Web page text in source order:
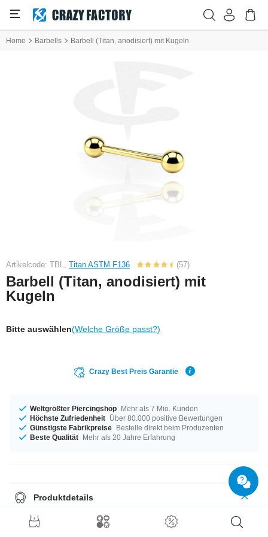
Home Barbells Barbell (Titan, anodisiert) mit Kugeln
Artikelcode: TBL, Titan ASTM F136 (57)
Barbell (Titan, anodisiert) mit
Kugeln
Bitte auswählen(Welche Größe passt?)
Crazy Best Preis Garantie
Weltgrößter Piercingshop Mehr als 7 Mio. Kunden
Höchste Zufriedenheit Über 80.000 positive Bewertungen
Günstigste Fabrikpreise Bestelle direkt beim Produzenten
Beste Qualität Mehr als 20 Jahre Erfahrung
Produktdetails
Eignet sich besonders gut für Zungenpiercings aber auch für Augenbraue
oder Ohr: Barbell aus Titan mit zwei Kugeln.